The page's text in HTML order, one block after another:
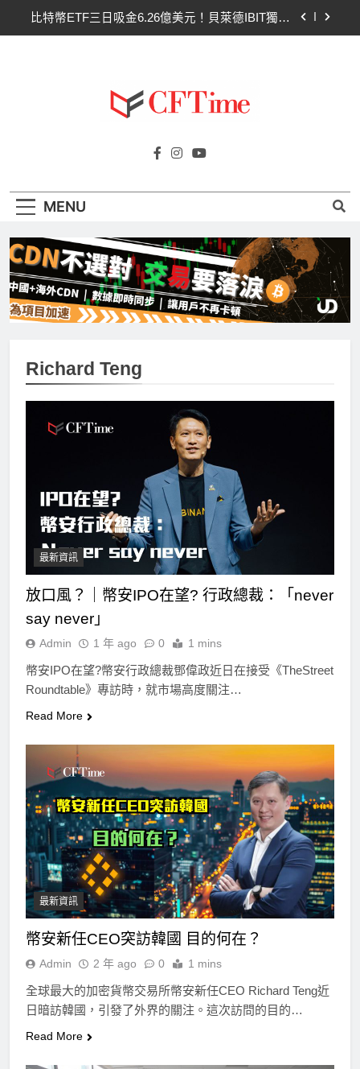
比特幣ETF三日吸金6.26億美元！貝萊德IBIT獨佔
以太幣區間壓縮！100日均線1,920成關鍵 期貨槓
桿比率逼近0.65
比特幣ETF三日吸金6.26億美元！貝萊德IBIT獨佔
CLARITY法案最後闖關！開發者免責與總統道德條
Cftime.io
AI（ChatGPT）、區塊鏈、NFT、加密貨
MENU
Richard Teng
最新資訊
放口風？｜幣安IPO在望? 行政總裁：「never
say never」
Admin 1 年 ago 0 1 mins
幣安IPO在望?幣安行政總裁鄧偉政近日在接受《TheStreet
Roundtable》專訪時，就市場高度關注…
Read More
最新資訊
幣安新任CEO突訪韓國 目的何在？
Admin 2 年 ago 0 1 mins
全球最大的加密貨幣交易所幣安新任CEO Richard Teng近
日暗訪韓國，引發了外界的關注。這次訪問的目的…
Read More